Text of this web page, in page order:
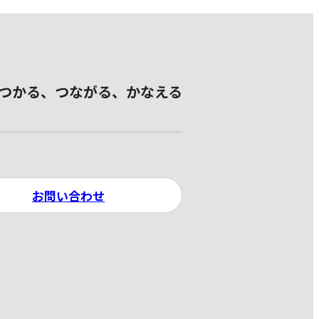
かる、つながる、かなえる
お問い合わせ